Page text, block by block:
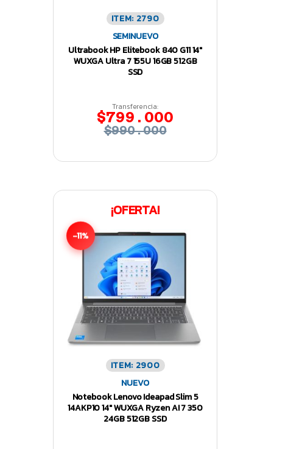
ITEM: 2790
SEMINUEVO
Ultrabook HP Elitebook 840 G11 14″
WUXGA Ultra 7 155U 16GB 512GB
SSD
Transferencia:
$799.000
$990.000
¡OFERTA!
-11%
ITEM: 2900
NUEVO
Notebook Lenovo Ideapad Slim 5
14AKP10 14″ WUXGA Ryzen AI 7 350
24GB 512GB SSD